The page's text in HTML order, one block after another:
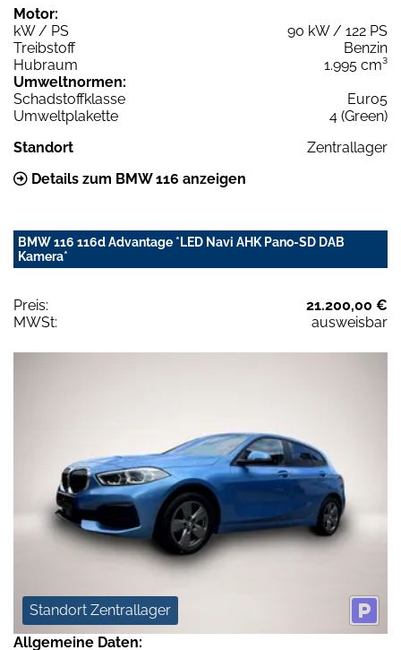
Motor:
kW / PS
90 kW / 122 PS
Treibstoff
Benzin
Hubraum
1.995 cm³
Umweltnormen:
Schadstoffklasse
Euro5
Umweltplakette
4 (Green)
Standort
Zentrallager
Details zum BMW 116 anzeigen
BMW 116 116d Advantage *LED Navi AHK Pano-SD DAB
Kamera*
Preis:
21.200,00 €
MWSt:
ausweisbar
Standort Zentrallager
Allgemeine Daten: